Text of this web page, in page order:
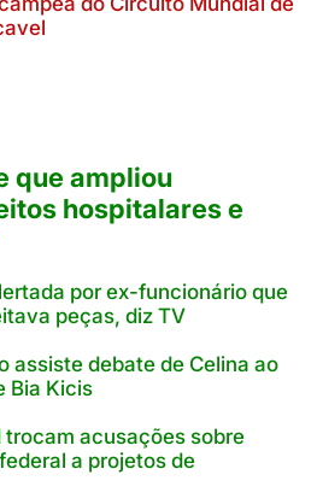
que ampliou
hospitalares e
por ex-funcionário que
peças, diz TV
assiste debate de Celina ao
Bia Kicis
trocam acusações sobre
a projetos de